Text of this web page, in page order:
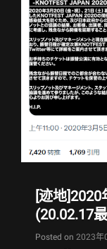
日
本
备
录
新)
[迹地
(20.02.17
Posted on 2023年